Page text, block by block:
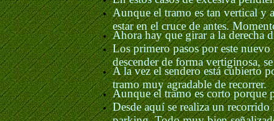
Aunque el tramo es tan vertical y
estar en el cruce de antes.
Ahora hay que girar a la derecha
Los primero pasos por este
descender de forma vertiginosa,
A la vez el sendero está cubierto
tramo muy agradable de recorrer.
Aunque el tramo es corto porque
Desde aquí se realiza un
parking. Todo muy bien